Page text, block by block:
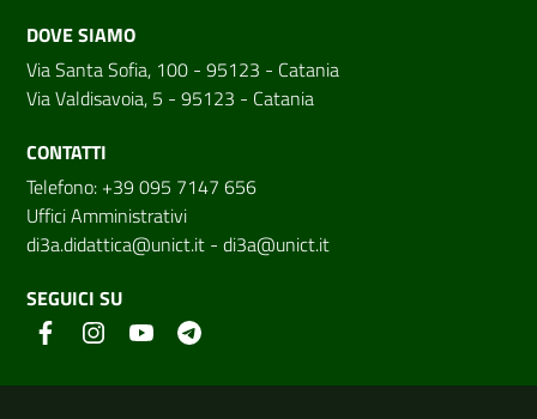
DOVE SIAMO
Via Santa Sofia, 100 - 95123 - Catania
Via Valdisavoia, 5 - 95123 - Catania
CONTATTI
Telefono: +39 095 7147 656
Uffici Amministrativi
di3a.didattica@unict.it - di3a@unict.it
SEGUICI SU
Link e informazioni utili